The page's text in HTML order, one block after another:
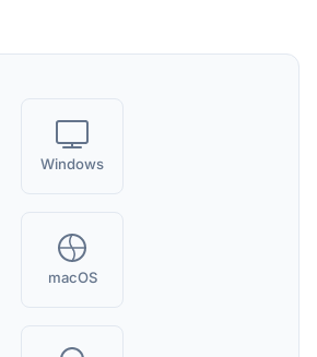
Windows
macOS